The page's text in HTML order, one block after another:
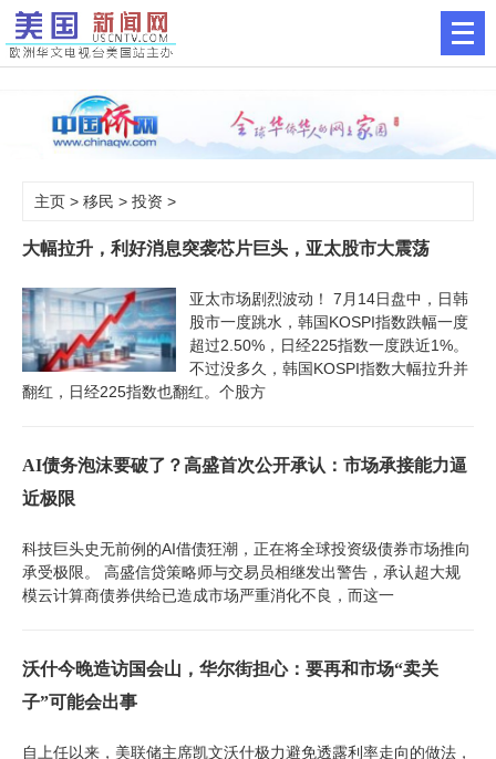
主页 > 移民 > 投资 >
大幅拉升，利好消息突袭芯片巨头，亚太股市大震荡
亚太市场剧烈波动！ 7月14日盘中，日韩
股市一度跳水，韩国KOSPI指数跌幅一度
超过2.50%，日经225指数一度跌近1%。
不过没多久，韩国KOSPI指数大幅拉升并
翻红，日经225指数也翻红。个股方
AI债务泡沫要破了？高盛首次公开承认：市场承接能力逼
近极限
科技巨头史无前例的AI借债狂潮，正在将全球投资级债券市场推向
承受极限。 高盛信贷策略师与交易员相继发出警告，承认超大规
模云计算商债券供给已造成市场严重消化不良，而这一
沃什今晚造访国会山，华尔街担心：要再和市场“卖关
子”可能会出事
自上任以来，美联储主席凯文沃什极力避免透露利率走向的做法，